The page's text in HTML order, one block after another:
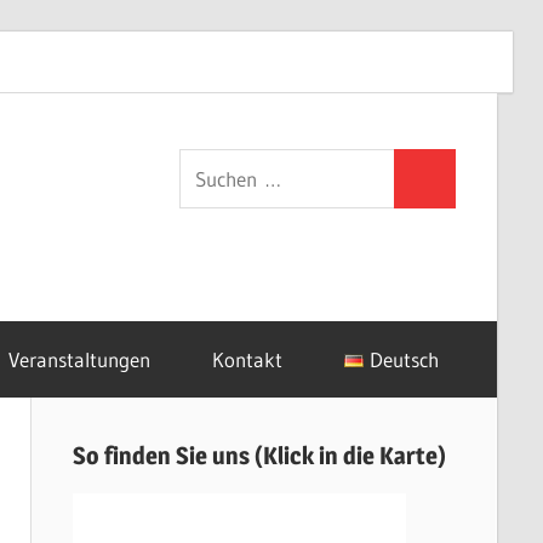
YoshinkanAikido
Suchen
nach:
Veranstaltungen Kontakt Deutsch
So finden Sie uns (Klick in die Karte)